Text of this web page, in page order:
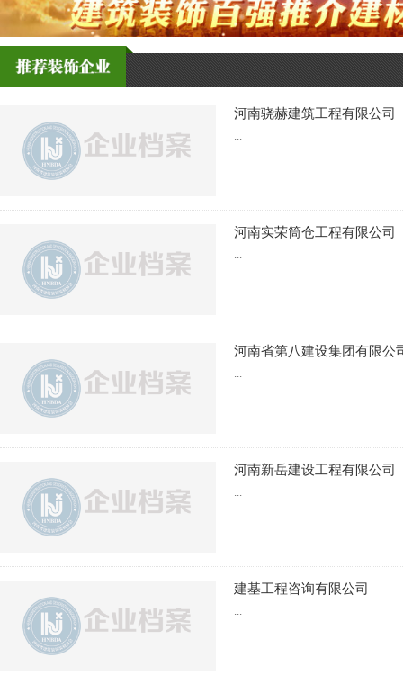
河南骁赫建筑工程有限公司
河南实荣筒仓工程有限公司
河南省第八建设集团有限公
河南新岳建设工程有限公司
建基工程咨询有限公司